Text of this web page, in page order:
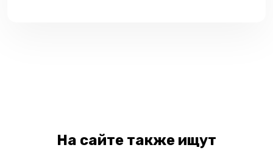
На сайте также ищут